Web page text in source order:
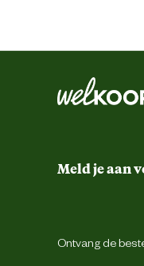
Inhoud
Meld je aan
Ontvang de